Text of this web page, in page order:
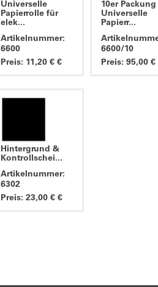
Universelle
Papierrolle für
elek...
Artikelnummer:
6600
Preis: 11,20 € €
10er Packung
Universelle
Papierr...
6600/10
Preis: 95,00 €
Hintergrund &
Kontrollschei...
Artikelnummer:
6302
Preis: 23,00 € €